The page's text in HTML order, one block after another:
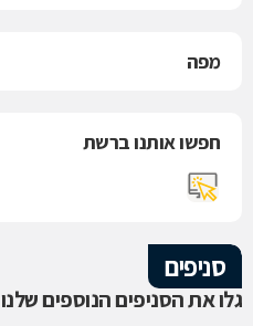
מפה
חפשו אותנו ברשת
סניפים
גלו את הסניפים הנוספים שלנו